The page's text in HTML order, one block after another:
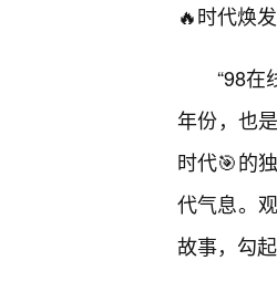
🔥时代焕
“98在
年份，也
时代🎯的
代气息。
故事，勾